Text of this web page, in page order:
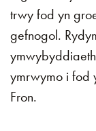
trwy fod yn
gefnogol.
ymrwymo i fod
Fron.